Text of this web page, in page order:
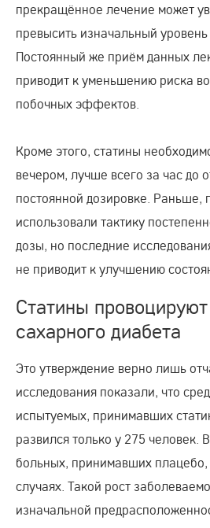
прекращённое лечение может
превысить изначальный уровень
Постоянный же приём данных
приводит к уменьшению риска
побочных эффектов.
Кроме этого, статины
вечером, лучше всего за час до
постоянной дозировке. Раньше,
использовали тактику
дозы, но последние
не приводит к улучшению
Статины
сахарного диабета
Это утверждение верно лишь
исследования показали, что
испытуемых, принимавших
развился только у 275 человек.
больных, принимавших плацебо,
случаях. Такой рост
изначальной